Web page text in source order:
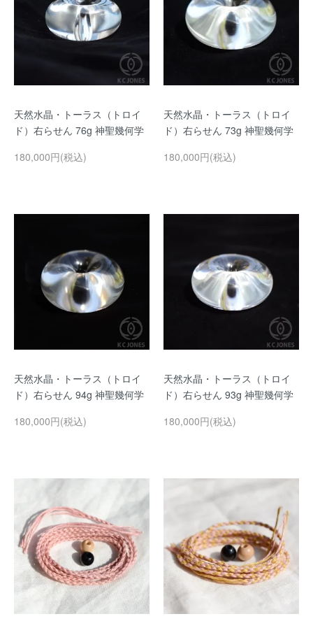
天然水晶・トーラス（トロイ
ド）右らせん 76g 神聖幾何学
180,000円(税込)
天然水晶・トーラス（トロイ
ド）右らせん 73g 神聖幾何学
180,000円(税込)
天然水晶・トーラス（トロイ
ド）右らせん 94g 神聖幾何学
180,000円(税込)
天然水晶・トーラス（トロイ
ド）右らせん 93g 神聖幾何学
180,000円(税込)